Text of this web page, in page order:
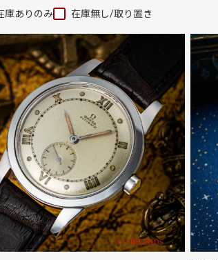
庫ありのみ 在庫無し/取り置き